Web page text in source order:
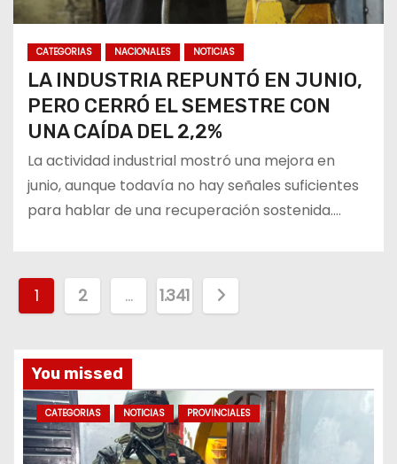
CATEGORIAS NACIONALES NOTICIAS
LA INDUSTRIA REPUNTÓ EN JUNIO,
PERO CERRÓ EL SEMESTRE CON
UNA CAÍDA DEL 2,2%
La actividad industrial mostró una mejora en
junio, aunque todavía no hay señales suficientes
para hablar de una recuperación sostenida.…
n
1 2 … 1.341
You missed
CATEGORIAS NOTICIAS PROVINCIALES